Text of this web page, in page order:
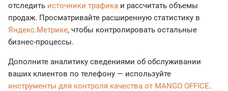
отследить источники трафика и рассчитать объемы
продаж. Просматривайте расширенную статистику в
Яндекс.Метрике, чтобы контролировать остальные
бизнес-процессы.
Дополните аналитику сведениями об обслуживании
ваших клиентов по телефону — используйте
инструменты для контроля качества от MANGO OFFICE.